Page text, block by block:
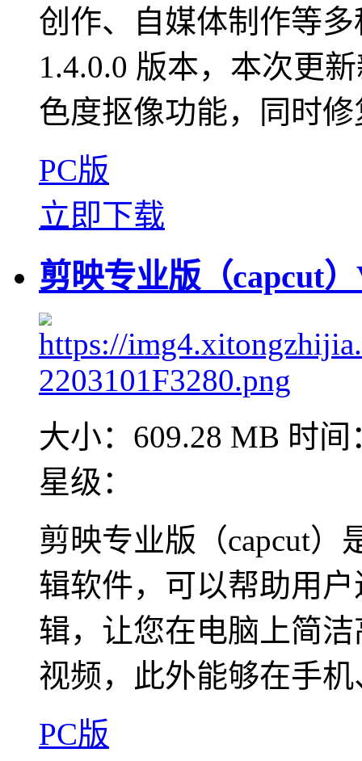
创作、自媒体制作等
1.4.0.0 版本，本次更
色度抠像功能，同时
PC版
立即下载
剪映专业版（capcut
大小：609.28 MB 时间
星级：
剪映专业版（capcut
辑软件，可以帮助用
辑，让您在电脑上简
视频，此外能够在手
PC版